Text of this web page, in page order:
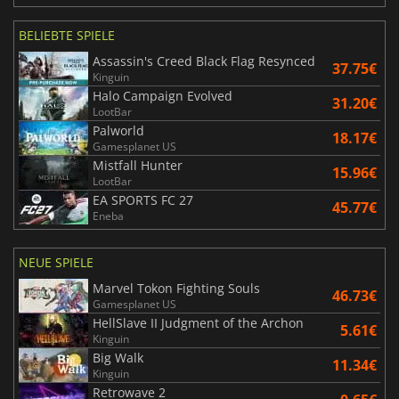
BELIEBTE SPIELE
Assassin's Creed Black Flag Resynced
Kinguin 37.75€
Halo Campaign Evolved
LootBar 31.20€
Palworld
Gamesplanet US 18.17€
Mistfall Hunter
LootBar 15.96€
EA SPORTS FC 27
Eneba 45.77€
NEUE SPIELE
Marvel Tokon Fighting Souls
Gamesplanet US 46.73€
HellSlave II Judgment of the Archon
Kinguin 5.61€
Big Walk
Kinguin 11.34€
Retrowave 2